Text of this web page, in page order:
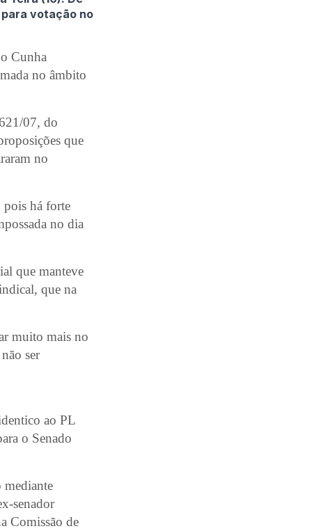
votação no
Cunha
no âmbito
07, do
que
no
pois há forte
no dia
que manteve
que na
muito mais no
ser
ao PL
o Senado
mediante
senador
Comissão de